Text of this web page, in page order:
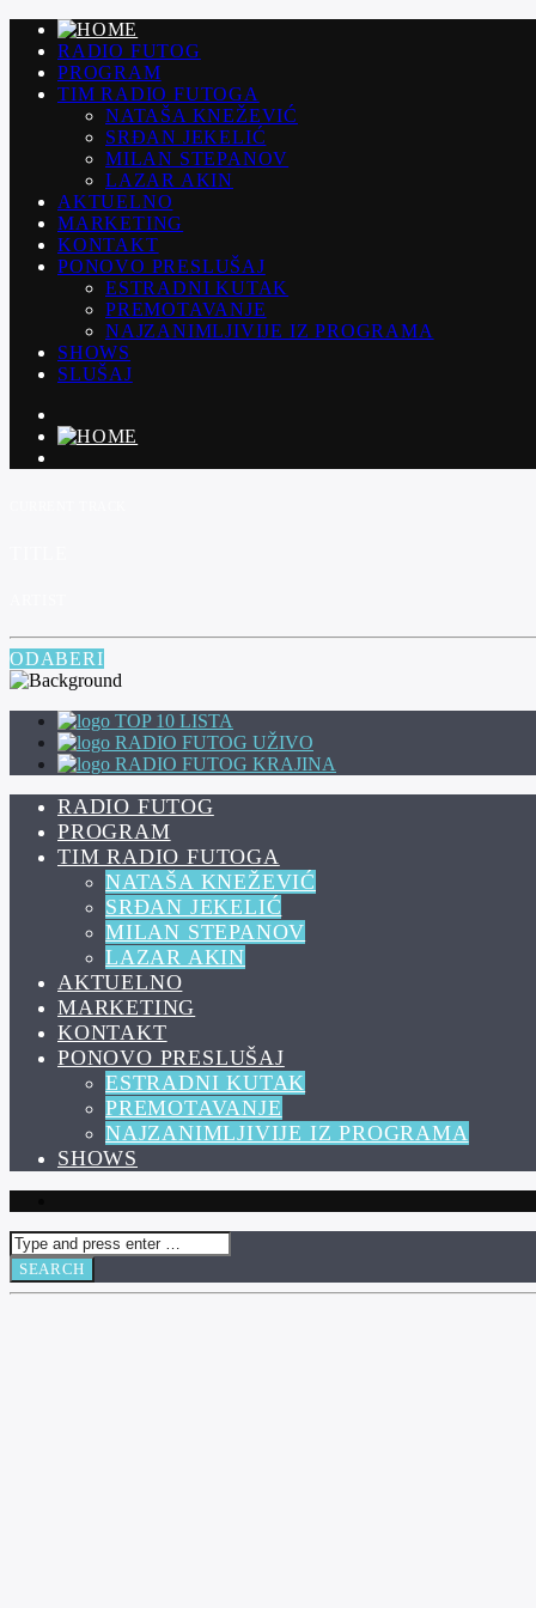
RADIO FUTOG
PROGRAM
TIM RADIO FUTOGA
NATAŠA KNEŽEVIĆ
SRĐAN JEKELIĆ
MILAN STEPANOV
LAZAR AKIN
AKTUELNO
MARKETING
KONTAKT
PONOVO PRESLUŠAJ
ESTRADNI KUTAK
PREMOTAVANJE
NAJZANIMLJIVIJE IZ PROGRAMA
SHOWS
SLUŠAJ
ODABERI
TOP 10 LISTA
RADIO FUTOG UŽIVO
RADIO FUTOG KRAJINA
RADIO FUTOG
PROGRAM
TIM RADIO FUTOGA
NATAŠA KNEŽEVIĆ
SRĐAN JEKELIĆ
MILAN STEPANOV
LAZAR AKIN
AKTUELNO
MARKETING
KONTAKT
PONOVO PRESLUŠAJ
ESTRADNI KUTAK
PREMOTAVANJE
NAJZANIMLJIVIJE IZ PROGRAMA
SHOWS